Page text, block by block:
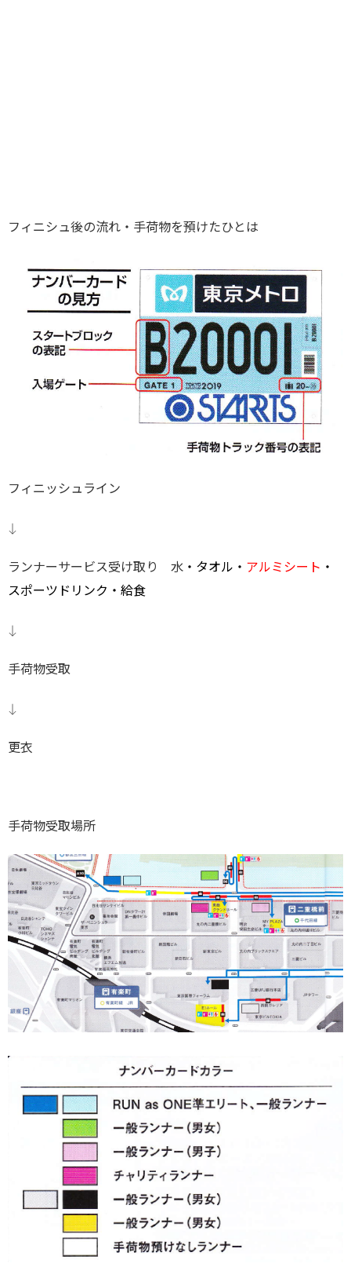
フィニシュ後の流れ・手荷物を預けたひとは
フィニッシュライン
↓
ランナーサービス受け取り 水 ・タオル・ アルミシート ・
スポーツドリンク・給食
↓
手荷物受取
↓
更衣
手荷物受取場所